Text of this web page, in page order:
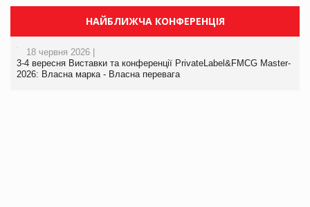
НАЙБЛИЖЧА КОНФЕРЕНЦІЯ
18 червня 2026 |
3-4 вересня Виставки та конференції PrivateLabel&FMCG Master-
2026: Власна марка - Власна перевага